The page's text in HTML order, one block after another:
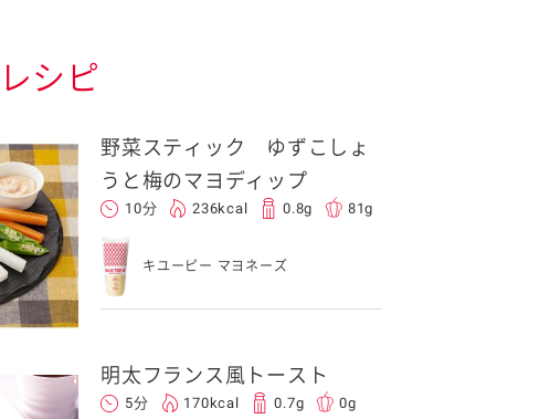
シピ
野菜スティック ゆずこしょ
うと梅のマヨディップ
10分 236kcal 0.8g 81g
キユーピー マヨネーズ
明太フランス風トースト
5分 170kcal 0.7g 0g